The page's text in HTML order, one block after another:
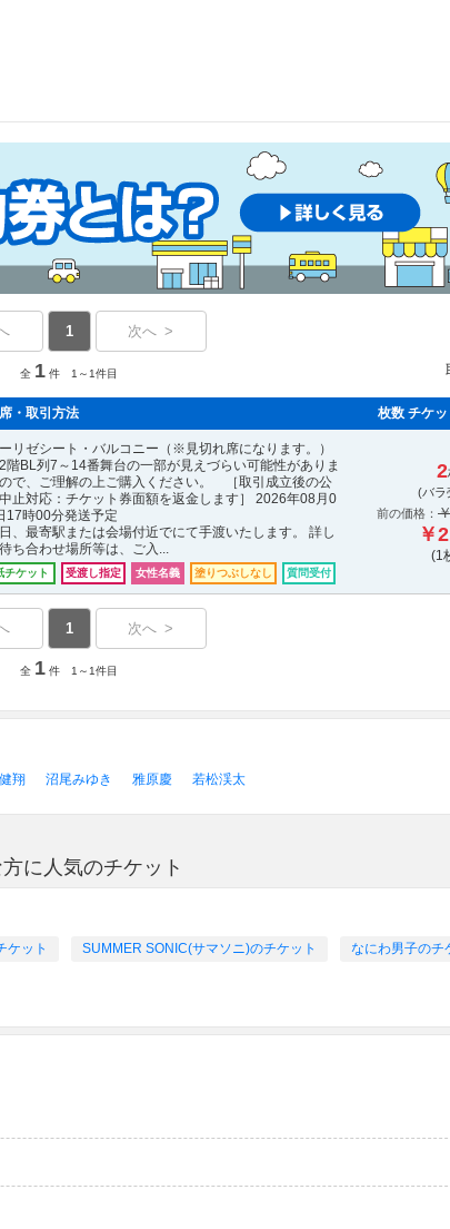
1 次へ >
全 1 件 1～1件目
・取引方法 枚数 チケ
リゼシート・バルコニー（※見切れ席になります。）
階BL列7～14番舞台の一部が見えづらい可能性がありま
で、ご理解の上ご購入ください。 ［取引成立後の公
止対応：チケット券面額を返金します］ 2026年08月0
17時00分発送予定
、最寄駅または会場付近でにて手渡いたします。 詳し
ち合わせ場所等は、ご入...
チケット 受渡し指定 女性名義 塗りつぶしなし 質問受付
2
(バラ
前の価格：
￥
(1
1 次へ >
全 1 件 1～1件目
翔 沼尾みゆき 雅原慶 若松渓太
に人気のチケット
ケット SUMMER SONIC(サマソニ)のチケット なにわ男子のチ